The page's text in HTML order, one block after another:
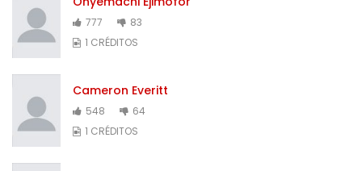
777
83
1 CRÉDITOS
Cameron Everitt
548
64
1 CRÉDITOS